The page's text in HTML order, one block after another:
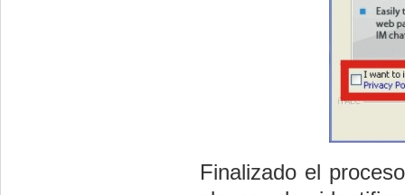
Finalizado el